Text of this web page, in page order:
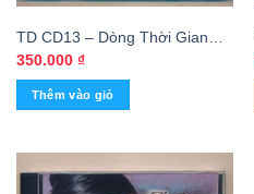
TD CD13 – Dòng Thời Gian
1960 – Vol 2 – Thùy Dương
350.000 ₫
Thêm vào giỏ